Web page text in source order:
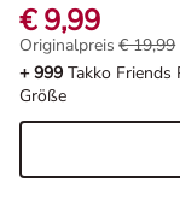
€ 9,99
Originalpreis € 19,99,
Originalpreis € 19,99
+ 999 Takko Friends
Größe